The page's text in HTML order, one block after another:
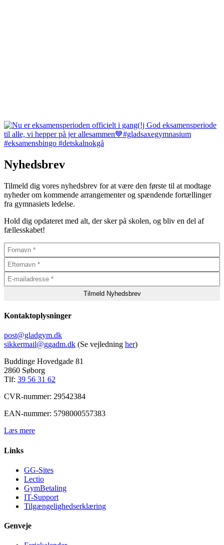
Nyhedsbrev
Tilmeld dig vores nyhedsbrev for at være den første til at modtage
nyheder om kommende arrangementer og spændende fortællinger
fra gymnasiets ledelse.
Hold dig opdateret med alt, der sker på skolen, og bliv en del af
fællesskabet!
Kontaktoplysninger
post@gladgym.dk
sikkermail@ggadm.dk (Se vejledning her)
Buddinge Hovedgade 81
2860 Søborg
Tlf: 39 56 31 62
CVR-nummer: 29542384
EAN-nummer: 5798000557383
Læs mere
Links
GG-Sites
Lectio
GymBetaling
IT-Support
Tilgængelighedserklæring
Genveje